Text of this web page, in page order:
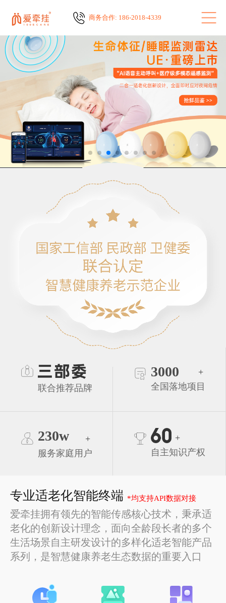
商务合作: 186-2018-4339
联合推荐品牌
3000
+
全国落地项目
230w
+
服务家庭用户
+
自主知识产权
专业适老化智能终端 *均支持API数据对接
爱牵挂拥有领先的智能传感核心技术，秉承适
老化的创新设计理念，面向全龄段长者的多个
生活场景自主研发设计的多样化适老智能产品
系列，是智慧健康养老生态数据的重要入口